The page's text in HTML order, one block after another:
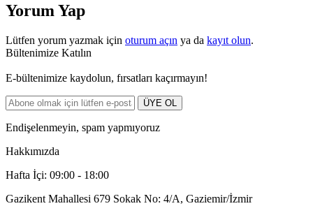
Yorum Yap
Lütfen yorum yazmak için oturum açın ya da kayıt olun.
Bültenimize Katılın
E-bültenimize kaydolun, fırsatları kaçırmayın!
ÜYE OL
Endişelenmeyin, spam yapmıyoruz
Hakkımızda
Hafta İçi: 09:00 - 18:00
Gazikent Mahallesi 679 Sokak No: 4/A, Gaziemir/İzmir